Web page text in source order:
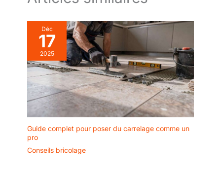
Déc
17
2025
Guide complet pour poser du carrelage comme un
pro
Conseils bricolage